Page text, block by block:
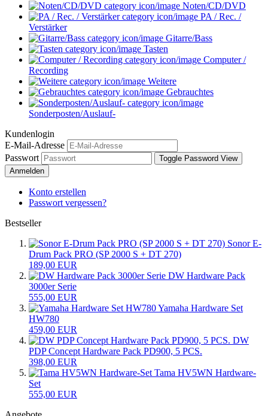
Noten/CD/DVD
PA / Rec. /
Verstärker
Gitarre/Bass
Tasten
Computer /
Recording
Weitere
Gebrauchtes
Sonderposten/Auslauf-
Kundenlogin
E-Mail-Adresse
Passwort
Toggle Password View
Anmelden
Konto erstellen
Passwort vergessen?
Bestseller
Sonor E-
Drum Pack PRO (SP 2000 S + DT 270)
189,00 EUR
DW Hardware Pack
3000er Serie
555,00 EUR
Yamaha Hardware Set
HW780
459,00 EUR
DW
PDP Concept Hardware Pack PD900, 5 PCS.
398,00 EUR
Tama HV5WN Hardware-
Set
555,00 EUR